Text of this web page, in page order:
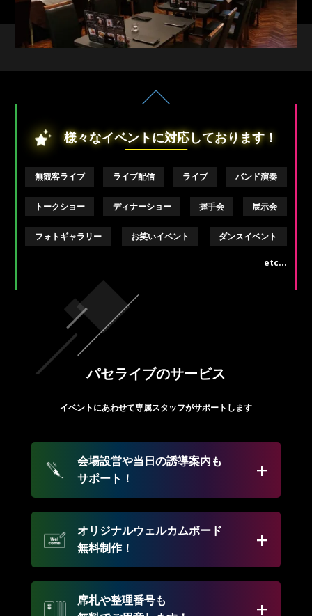
様々なイベントに対応しております！
無観客ライブ ライブ配信 ライブ バンド演奏
トークショー ディナーショー 握手会 展示会
フォトギャラリー お笑いイベント ダンスイベント
etc...
パセライブのサービス
イベントにあわせて専属スタッフがサポートします
会場設営や当日の誘導案内も
サポート！
オリジナルウェルカムボード
無料制作！
席札や整理番号も